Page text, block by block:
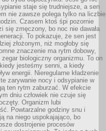
staje się trudniejsze, a sen
nie zawsze polega tylko na liczbie
Czasem ktoś śpi pozornie
się zmęczony, bo noc nie dawała
To pokazuje, że sen jest
złożonym, niż mogłoby się
znaczenie ma rytm dobowy,
biologiczny organizmu. To on
jesteśmy senni, a kiedy
energii. Nieregularne kładzenie
zarywanie nocy i odsypianie w
ten rytm zaburzać. W efekcie
dniu człowiek nie czuje się
Organizm lubi
Powtarzalne godziny snu i
na niego uspokajająco, bo
dostrojenie procesów